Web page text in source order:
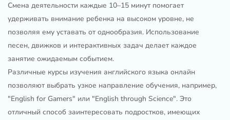
Смена деятельности каждые 10–15 минут помогает
удерживать внимание ребенка на высоком уровне, не
позволяя ему уставать от однообразия. Использование
песен, движков и интерактивных задач делает каждое
занятие ожидаемым событием.
Различные курсы изучения английского языка онлайн
позволяют выбрать узкое направление обучения, например,
"English for Gamers" или "English through Science". Это
отличный способ заинтересовать подростков, имеющих